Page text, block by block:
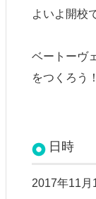
よいよ開校
ベートーヴ
をつくろう
日時
2017年11月